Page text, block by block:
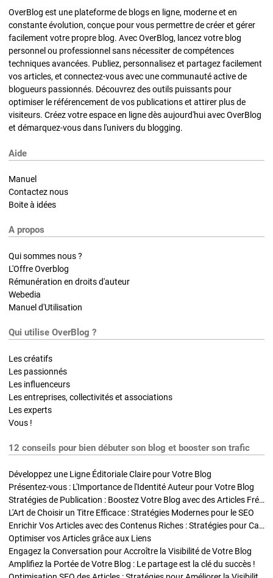
OverBlog est une plateforme de blogs en ligne, moderne et en
constante évolution, conçue pour vous permettre de créer et gérer
facilement votre propre blog. Avec OverBlog, lancez votre blog
personnel ou professionnel sans nécessiter de compétences
techniques avancées. Publiez, personnalisez et partagez facilement
vos articles, et connectez-vous avec une communauté active de
blogueurs passionnés. Découvrez des outils puissants pour
optimiser le référencement de vos publications et attirer plus de
visiteurs. Créez votre espace en ligne dès aujourd'hui avec OverBlog
et démarquez-vous dans l'univers du blogging.
Aide
Manuel
Contactez nous
Boite à idées
A propos
Qui sommes nous ?
L'Offre Overblog
Rémunération en droits d'auteur
Webedia
Manuel d'Utilisation
Qui utilise OverBlog ?
Les créatifs
Les passionnés
Les influenceurs
Les entreprises, collectivités et associations
Les experts
Vous !
12 conseils pour bien débuter son blog et booster son trafic
Développez une Ligne Éditoriale Claire pour Votre Blog
Présentez-vous : L'Importance de l'Identité Auteur pour Votre Blog
Stratégies de Publication : Boostez Votre Blog avec des Articles Fréquents et Exclusifs
L'Art de Choisir un Titre Efficace : Stratégies Modernes pour le SEO
Enrichir Vos Articles avec des Contenus Riches : Stratégies pour Captiver et Optimiser
Optimiser vos Articles grâce aux Liens
Engagez la Conversation pour Accroître la Visibilité de Votre Blog
Amplifiez la Portée de Votre Blog : Le partage est la clé du succès !